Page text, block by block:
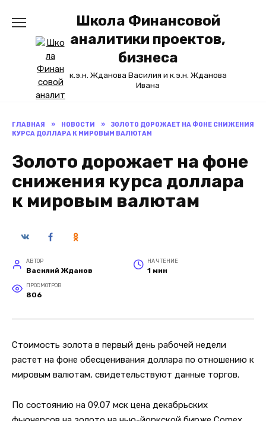
Школа Финансовой
аналитики проектов,
бизнеса
к.э.н. Жданова Василия и к.э.н. Жданова
Ивана
ГЛАВНАЯ » НОВОСТИ »
ЗОЛОТО ДОРОЖАЕТ НА ФОНЕ СНИЖЕНИЯ
КУРСА ДОЛЛАРА К МИРОВЫМ ВАЛЮТАМ
Золото дорожает на фоне
снижения курса доллара
к мировым валютам
АВТОР
Василий Жданов
НА ЧТЕНИЕ
1 мин
ПРОСМОТРОВ
806
Стоимость золота в первый день рабочей недели
растет на фоне обесценивания доллара по отношению к
мировым валютам, свидетельствуют данные торгов.
По состоянию на 09.07 мск цена декабрьских